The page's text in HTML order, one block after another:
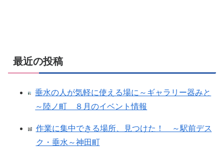
最近の投稿
垂水の人が気軽に使える場に～ギャラリー器みと
～陸ノ町 ８月のイベント情報
作業に集中できる場所、見つけた！ ～駅前デス
ク・垂水～神田町